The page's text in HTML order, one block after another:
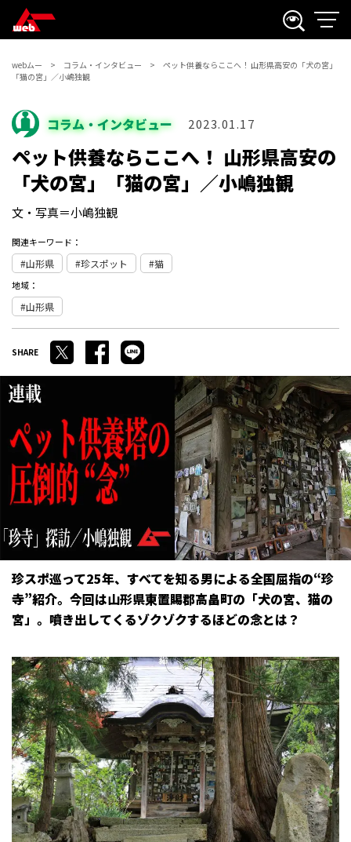
webムー コラム・インタビュー
ペット供養ならここへ！ 山形県高安の「犬の宮」
「猫の宮」／小嶋独観
コラム・インタビュー 2023.01.17
ペット供養ならここへ！ 山形県高安の
「犬の宮」「猫の宮」／小嶋独観
文・写真＝小嶋独観
関連キーワード：
山形県 珍スポット 猫
地域：
山形県
珍スポ巡って25年、すべてを知る男による全国屈指の“珍
寺”紹介。今回は山形県東置賜郡高畠町の「犬の宮、猫の
宮」。噴き出してくるゾクゾクするほどの念とは？